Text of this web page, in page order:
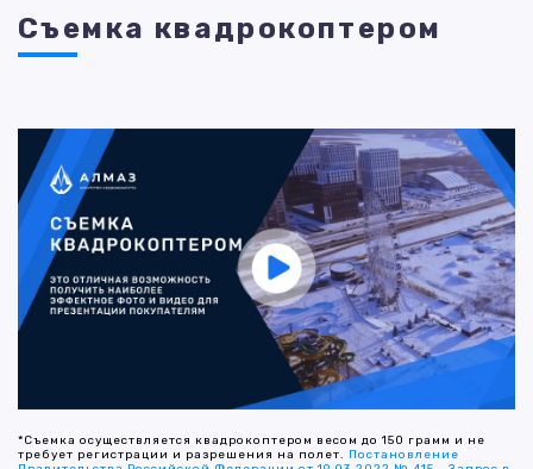
Съемка квадрокоптером
*Съемка осуществляется квадрокоптером весом до 150 грамм и не
требует регистрации и разрешения на полет. Постановление